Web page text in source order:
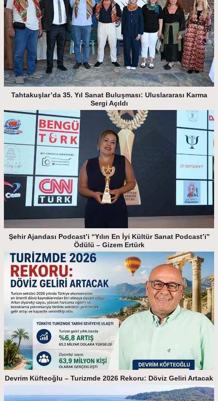
Tahtakuşlar’da 35. Yıl Sanat Buluşması: Uluslararası Karma
Sergi Açıldı
Şehir Ajandası Podcast’i “Yılın En İyi Kültür Sanat Podcast’i”
Ödülü – Gizem Ertürk
Devrim Küfteoğlu – Turizmde 2026 Rekoru: Döviz Geliri Artacak